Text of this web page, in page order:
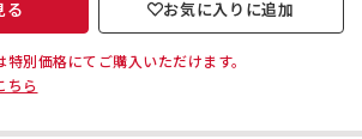
る お気に入りに追加
別価格にてご購入いただけます。
ちら